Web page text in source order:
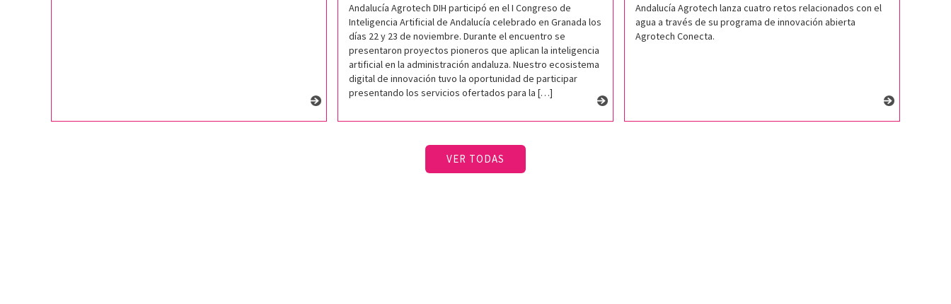
Andalucía Agrotech DIH participó en el I Congreso de
Inteligencia Artificial de Andalucía celebrado en Granada los
días 22 y 23 de noviembre. Durante el encuentro se
presentaron proyectos pioneros que aplican la inteligencia
artificial en la administración andaluza. Nuestro ecosistema
digital de innovación tuvo la oportunidad de participar
presentando los servicios ofertados para la […]
Andalucía Agrotech lanza cuatro retos relacionados con el
agua a través de su programa de innovación abierta
Agrotech Conecta.
VER TODAS